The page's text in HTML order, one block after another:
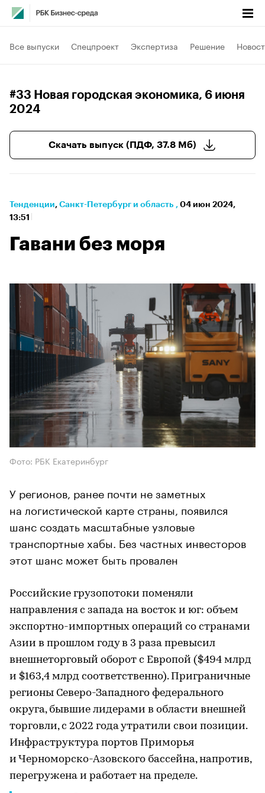
Все выпуски Спецпроект Экспертиза Решение
#33 Новая городская экономика, 6 июня
2024
Скачать выпуск (ПДФ, 37.8 Мб)
Тенденции⁠, Санкт-Петербург и область , 04 июн 2024,
13:51
Гавани без моря
Фото: РБК Екатеринбург
У регионов, ранее почти не заметных
на логистической карте страны, появился
шанс создать масштабные узловые
транспортные хабы. Без частных инвесторов
этот шанс может быть провален
Российские грузопотоки поменяли
направления с запада на восток и юг: объем
экспортно-импортных операций со странами
Азии в прошлом году в 3 раза превысил
внешнеторговый оборот с Европой ($494 млрд
и $163,4 млрд соответственно). Приграничные
регионы Северо-Западного федерального
округа, бывшие лидерами в области внешней
торговли, с 2022 года утратили свои позиции.
Инфраструктура портов Приморья
и Черноморско-Азовского бассейна, напротив,
перегружена и работает на пределе.